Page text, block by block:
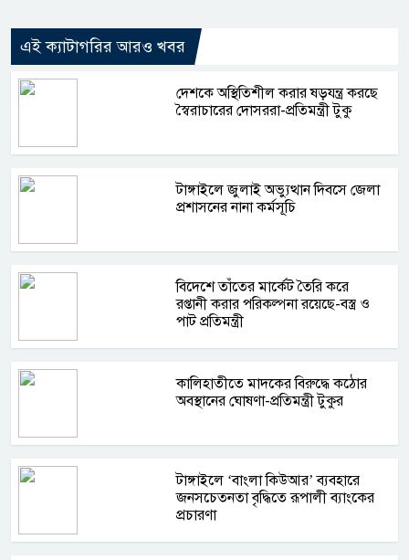
এই ক্যাটাগরির আরও খবর
দেশকে অস্থিতিশীল করার ষড়যন্ত্র করছে
স্বৈরাচারের দোসররা-প্রতিমন্ত্রী টুকু
টাঙ্গাইলে জুলাই অভ্যুত্থান দিবসে জেলা
প্রশাসনের নানা কর্মসূচি
বিদেশে তাঁতের মার্কেট তৈরি করে
রপ্তানী করার পরিকল্পনা রয়েছে-বস্ত্র ও
পাট প্রতিমন্ত্রী
কালিহাতীতে মাদকের বিরুদ্ধে কঠোর
অবস্থানের ঘোষণা-প্রতিমন্ত্রী টুকুর
টাঙ্গাইলে ‘বাংলা কিউআর’ ব্যবহারে
জনসচেতনতা বৃদ্ধিতে রূপালী ব্যাংকের
প্রচারণা